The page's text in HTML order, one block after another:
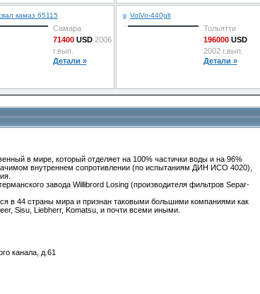
камаз 65115
Самара
71400USD2006
г.вып.
Детали »
VolVo-440glt
Тольятти
196000USD
2002 г.вып.
Детали »
в мире, который отделяет на 100% частички воды и на 96%
внутреннем сопротивлении (по испытаниям ДИН ИСО 4020),
завода Willibrord Losing (производителя фильтров Separ-
в 44 страны мира и признан таковыми большими компаниями как
Sisu, Liebherr, Komatsu, и почти всеми иными.
канала, д.61